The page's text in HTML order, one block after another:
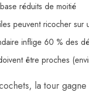
réduits de moitié
peuvent ricocher sur
inflige 60 % des
être proches
la tour